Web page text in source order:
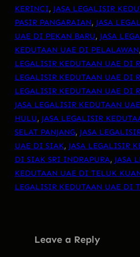
KERINCI, JASA LEGALISIR
PASIR PANGARAIAN, JASA
UAE DI PEKAN BARU, JASA
KEDUTAAN UAE DI PELALAWAN,
LEGALISIR KEDUTAAN UAE DI
LEGALISIR KEDUTAAN UAE DI
LEGALISIR KEDUTAAN UAE DI
JASA LEGALISIR KEDUTAAN
HULU, JASA LEGALISIR
SELAT PANJANG, JASA
UAE DI SIAK, JASA LEGALISIR
DI SIAK SRI INDRAPURA, JASA
KEDUTAAN UAE DI TELUK
LEGALISIR KEDUTAAN UAE DI
Leave a Reply